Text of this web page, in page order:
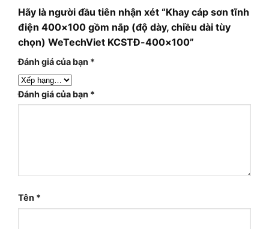
Hãy là người đầu tiên nhận xét “Khay cáp sơn tĩnh
điện 400×100 gồm nắp (độ dày, chiều dài tùy
chọn) WeTechViet KCSTĐ-400×100”
Đánh giá của bạn *
Đánh giá của bạn *
Tên *